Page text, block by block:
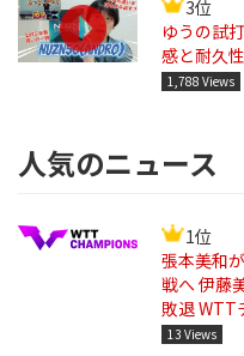
3位
ゆうの試
感と耐久性
1,788 Views
人気のニュース
1位
張本美和
戦へ 伊藤
敗退 WTT
13 Views